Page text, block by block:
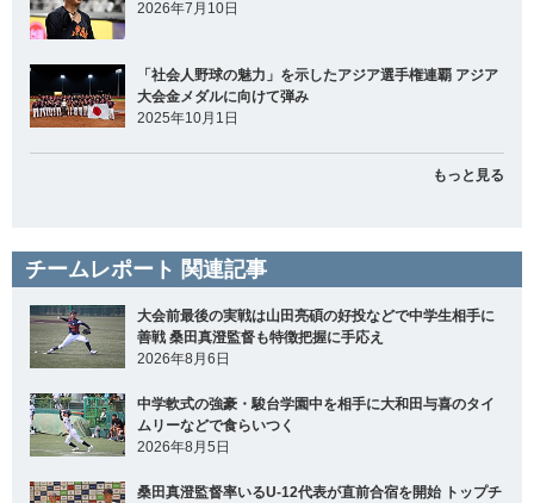
2026年7月10日
「社会人野球の魅力」を示したアジア選手権連覇 アジア
大会金メダルに向けて弾み
2025年10月1日
もっと見る
チームレポート 関連記事
大会前最後の実戦は山田亮碩の好投などで中学生相手に
善戦 桑田真澄監督も特徴把握に手応え
2026年8月6日
中学軟式の強豪・駿台学園中を相手に大和田与喜のタイ
ムリーなどで食らいつく
2026年8月5日
桑田真澄監督率いるU-12代表が直前合宿を開始 トップチ